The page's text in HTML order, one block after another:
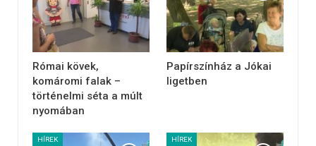
Római kövek,
komáromi falak –
történelmi séta a múlt
nyomában
Papírszínház a Jókai
ligetben
HÍREK HÍREK